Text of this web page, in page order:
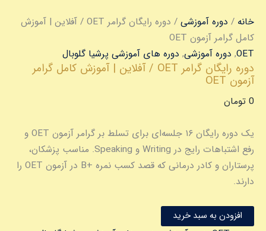
خانه / دوره آموزشی
/ دوره رایگان گرامر OET / آفلاین | آموزش
کامل گرامر آزمون OET
OET
, دوره آموزشی, دوره های آموزشی پرشیا گلوبال
دوره رایگان گرامر OET / آفلاین | آموزش کامل گرامر
آزمون OET
0 تومان
یک دوره رایگان ۱۶ جلسه‌ای برای تسلط بر گرامر آزمون OET و
رفع اشتباهات رایج در Writing و Speaking. مناسب پزشکان،
پرستاران و کادر درمانی که قصد کسب نمره +B در آزمون OET را
دارند.
افزودن به سبد خرید